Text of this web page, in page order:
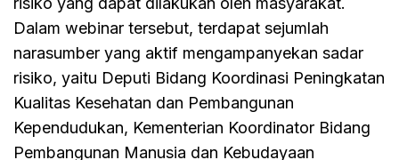
Dalam webinar tersebut, terdapat sejumlah
narasumber yang aktif mengampanyekan sadar
risiko, yaitu Deputi Bidang Koordinasi Peningkatan
Kualitas Kesehatan dan Pembangunan
Kependudukan, Kementerian Koordinator Bidang
Pembangunan Manusia dan Kebudayaan